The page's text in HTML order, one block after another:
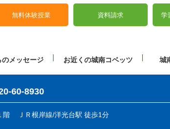
無料体験授業 資料請求 学
のメッセージ お近くの城南コベッツ 城
60-8930
階
ＪＲ根岸線/洋光台駅 徒歩1分